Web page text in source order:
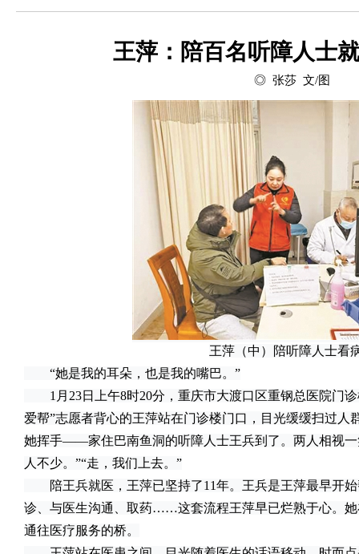
王萍：陪百名听障人士
◎ 张莎 文/图
王萍（中）陪听障人士看
“她是我的耳朵，也是我的嘴巴。”
1月23日上午8时20分，重庆市大渡口区重钢总医院门诊
爱帮”志愿者背心的王萍站在门诊楼门口，目光缓缓扫过人
她挥手——家住巴南鱼洞的听障人士王兵到了。两人相视
人不少。”“走，我们上去。”
陪王兵就医，王萍已坚持了11年。王兵是王萍最早开始
诊、与医生沟通、取药……这套流程王萍早已烂熟于心。
通往医疗服务的桥。